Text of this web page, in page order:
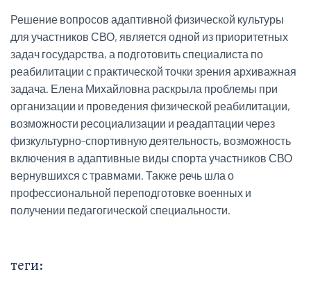
Решение вопросов адаптивной физической культуры
для участников СВО, является одной из приоритетных
задач государства, а подготовить специалиста по
реабилитации с практической точки зрения архиважная
задача. Елена Михайловна раскрыла проблемы при
организации и проведения физической реабилитации,
возможности ресоциализации и реадаптации через
физкультурно-спортивную деятельность, возможность
включения в адаптивные виды спорта участников СВО
вернувшихся с травмами. Также речь шла о
профессиональной переподготовке военных и
получении педагогической специальности.
теги: